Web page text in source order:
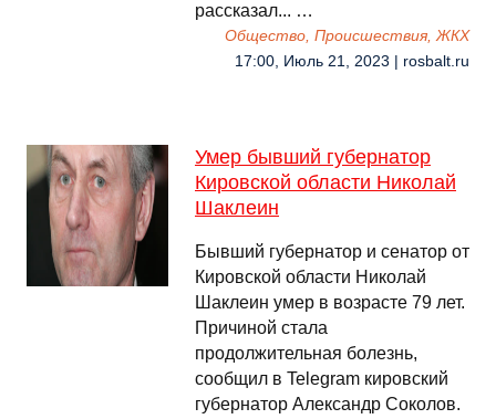
рассказал... …
Общество, Происшествия, ЖКХ
17:00, Июль 21, 2023 | rosbalt.ru
Умер бывший губернатор
Кировской области Николай
Шаклеин
Бывший губернатор и сенатор от
Кировской области Николай
Шаклеин умер в возрасте 79 лет.
Причиной стала
продолжительная болезнь,
сообщил в Telegram кировский
губернатор Александр Соколов.